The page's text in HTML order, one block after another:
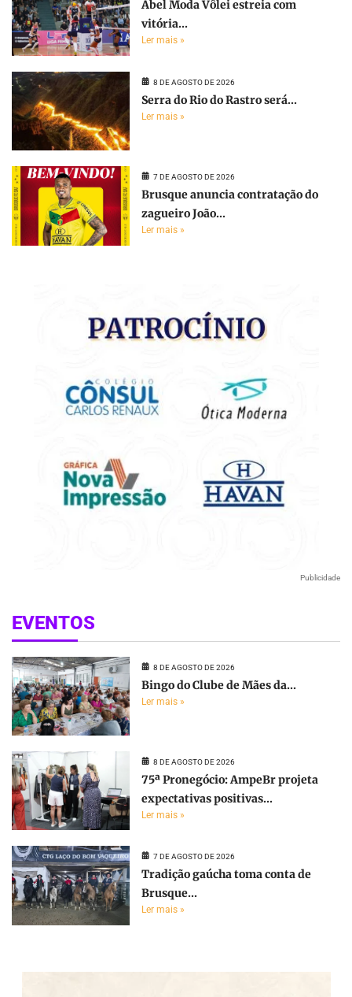
Abel Moda Vôlei estreia com
vitória...
Ler mais »
8 DE AGOSTO DE 2026
Serra do Rio do Rastro será...
Ler mais »
7 DE AGOSTO DE 2026
Brusque anuncia contratação do
zagueiro João...
Ler mais »
Publicidade
EVENTOS
8 DE AGOSTO DE 2026
Bingo do Clube de Mães da...
Ler mais »
8 DE AGOSTO DE 2026
75ª Pronegócio: AmpeBr projeta
expectativas positivas...
Ler mais »
7 DE AGOSTO DE 2026
Tradição gaúcha toma conta de
Brusque...
Ler mais »